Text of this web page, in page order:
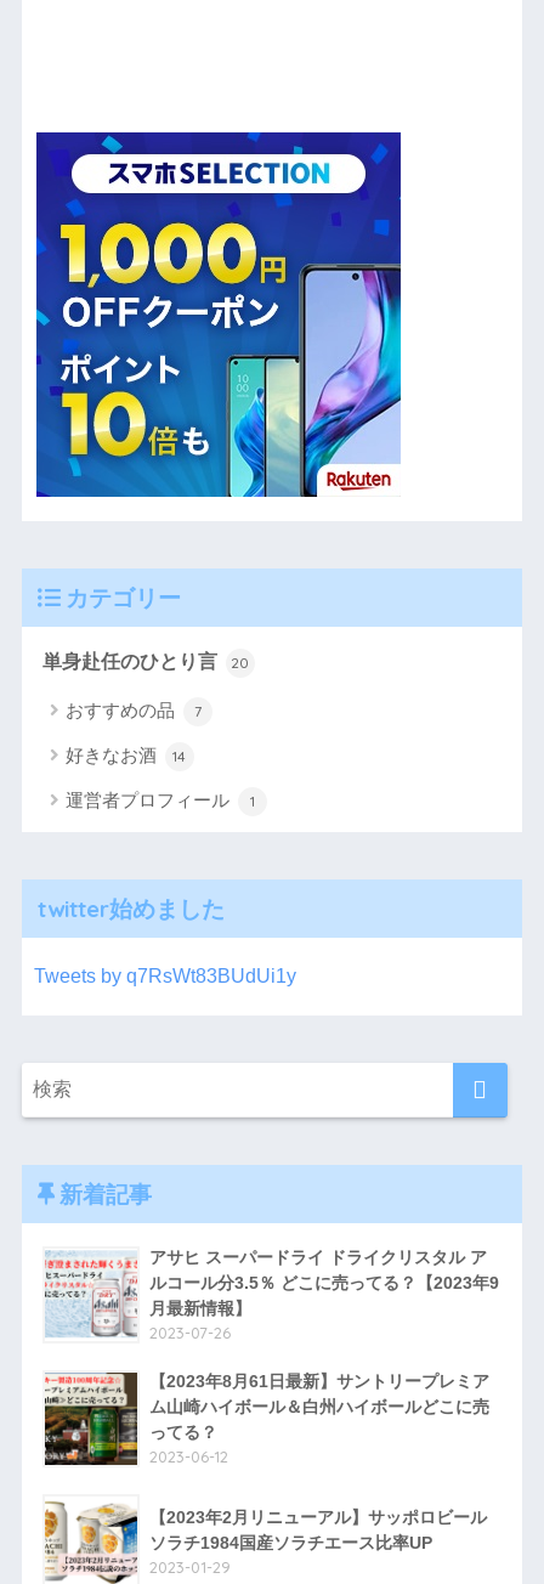
カテゴリー
単身赴任のひとり言 20
おすすめの品 7
好きなお酒 14
運営者プロフィール 1
twitter始めました
Tweets by q7RsWt83BUdUi1y
新着記事
アサヒ スーパードライ ドライクリスタル ア
ルコール分3.5％ どこに売ってる？【2023年9
月最新情報】
2023-07-26
【2023年8月61日最新】サントリープレミア
ム山崎ハイボール＆白州ハイボールどこに売
ってる？
2023-06-12
【2023年2月リニューアル】サッポロビール
ソラチ1984国産ソラチエース比率UP
2023-01-29